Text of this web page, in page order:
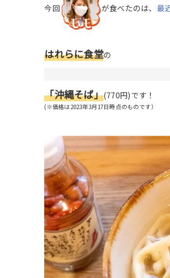
今回 が食べたのは、 最
はれらに食堂の
「沖縄そば」(770円)です！
(※価格は2023年3月17日時点のものです）